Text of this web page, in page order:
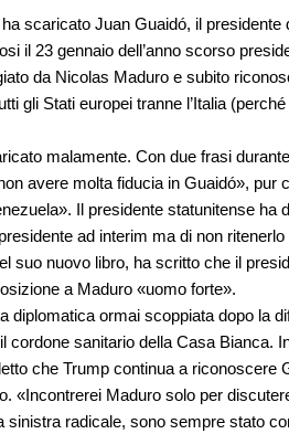
scaricato Juan Guaidó, il
il 23 gennaio dell’anno scorso
da Nicolas Maduro e subito
gli Stati europei tranne l’Italia
malamente. Con due frasi
avere molta fiducia in Guaidó»,
Il presidente statunitense ha
ad interim ma di non
suo nuovo libro, ha scritto che il
a Maduro «uomo forte».
diplomatica ormai scoppiata dopo la
cordone sanitario della Casa Bianca.
che Trump continua a riconoscere
«Incontrerei Maduro solo per
sinistra radicale, sono sempre stato